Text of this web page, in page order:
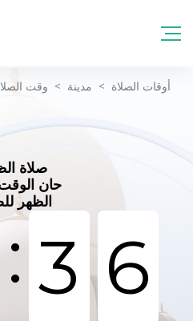
أوقات الصلاة > مدينة > وقت
صلاة
حان
الظهر
:3 6